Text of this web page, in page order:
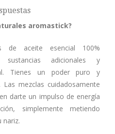
aromastick?
de aceite esencial 100%
adicionales y
Tienes un poder puro y
mezclas cuidadosamente
darte un impulso de energía
simplemente metiendo
nariz.